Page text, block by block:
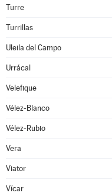
Turre
Turrillas
Uleila del Campo
Urrácal
Velefique
Vélez-Blanco
Vélez-Rubio
Vera
Viator
Vícar